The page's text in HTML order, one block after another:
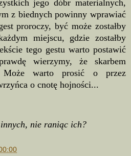
jego dóbr materialnych,
z biednych powinny wprawiać
proroczy, być może zostałby
miejscu, gdzie zostałby
tego gestu warto postawić
wierzymy, że skarbem
Może warto prosić o przez
o cnotę hojności...
nie raniąc ich?